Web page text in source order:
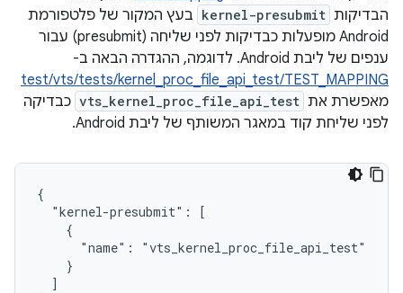
הבדיקות kernel-presubmit בעץ המקור של פלטפורמת
Android מופעלות כבדיקות לפני שליחה (presubmit) עבור
ענפים של ליבת Android. לדוגמה, ההגדרה הבאה ב-
test/vts/tests/kernel_proc_file_api_test/TEST_MAPPING
מאפשרת את vts_kernel_proc_file_api_test כבדיקה
לפני שליחת קוד במאגר המשותף של ליבת Android.
{
  "kernel-presubmit": [
    {
      "name": "vts_kernel_proc_file_api_test"
    }
  ]